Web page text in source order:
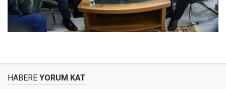
HABERE YORUM KAT